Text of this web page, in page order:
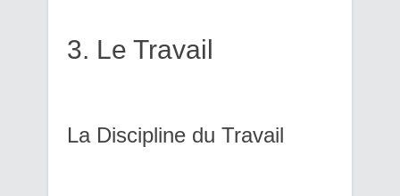
3. Le Travail
La Discipline du Travail